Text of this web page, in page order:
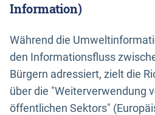
Information)
Während die
den Informationsfluss
Bürgern adressiert, zielt die
über die "Weiterverwendung
öffentlichen Sektors"